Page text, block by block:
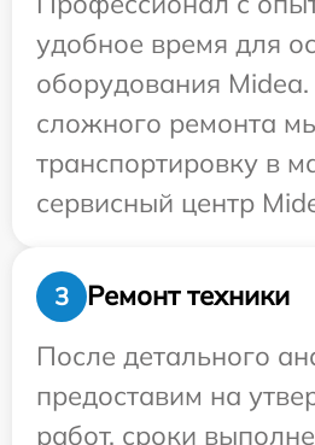
удобное время для
оборудования
сложного ремонта
транспортировку в
сервисный центр
3
Ремонт техники
После детального
предоставим на
работ, сроки